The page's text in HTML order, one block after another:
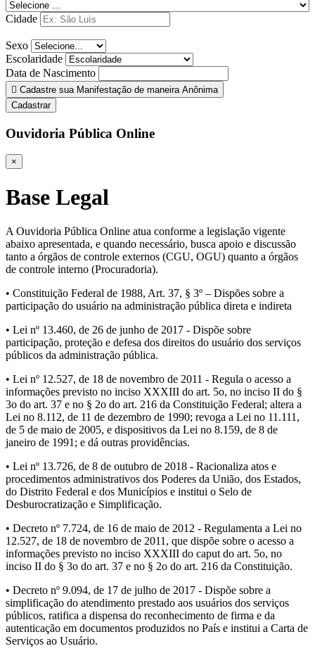
Cidade
Sexo
Escolaridade
Data de Nascimento
Cadastre sua Manifestação de maneira Anônima
Cadastrar
Ouvidoria Pública Online
×
Base Legal
A Ouvidoria Pública Online atua conforme a legislação vigente
abaixo apresentada, e quando necessário, busca apoio e discussão
tanto a órgãos de controle externos (CGU, OGU) quanto a órgãos
de controle interno (Procuradoria).
• Constituição Federal de 1988, Art. 37, § 3º – Dispões sobre a
participação do usuário na administração pública direta e indireta
• Lei nº 13.460, de 26 de junho de 2017 - Dispõe sobre
participação, proteção e defesa dos direitos do usuário dos serviços
públicos da administração pública.
• Lei nº 12.527, de 18 de novembro de 2011 - Regula o acesso a
informações previsto no inciso XXXIII do art. 5o, no inciso II do §
3o do art. 37 e no § 2o do art. 216 da Constituição Federal; altera a
Lei no 8.112, de 11 de dezembro de 1990; revoga a Lei no 11.111,
de 5 de maio de 2005, e dispositivos da Lei no 8.159, de 8 de
janeiro de 1991; e dá outras providências.
• Lei nº 13.726, de 8 de outubro de 2018 - Racionaliza atos e
procedimentos administrativos dos Poderes da União, dos Estados,
do Distrito Federal e dos Municípios e institui o Selo de
Desburocratização e Simplificação.
• Decreto nº 7.724, de 16 de maio de 2012 - Regulamenta a Lei no
12.527, de 18 de novembro de 2011, que dispõe sobre o acesso a
informações previsto no inciso XXXIII do caput do art. 5o, no
inciso II do § 3o do art. 37 e no § 2o do art. 216 da Constituição.
• Decreto nº 9.094, de 17 de julho de 2017 - Dispõe sobre a
simplificação do atendimento prestado aos usuários dos serviços
públicos, ratifica a dispensa do reconhecimento de firma e da
autenticação em documentos produzidos no País e institui a Carta de
Serviços ao Usuário.